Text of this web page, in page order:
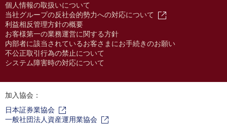
個人情報の取扱いについて
当社グループの反社会的勢力への対応について
利益相反管理方針の概要
お客様第一の業務運営に関する方針
内部者に該当されているお客さまにお手続きのお願い
不公正取引行為の禁止について
システム障害時の対応について
加入協会：
日本証券業協会
一般社団法人資産運用業協会